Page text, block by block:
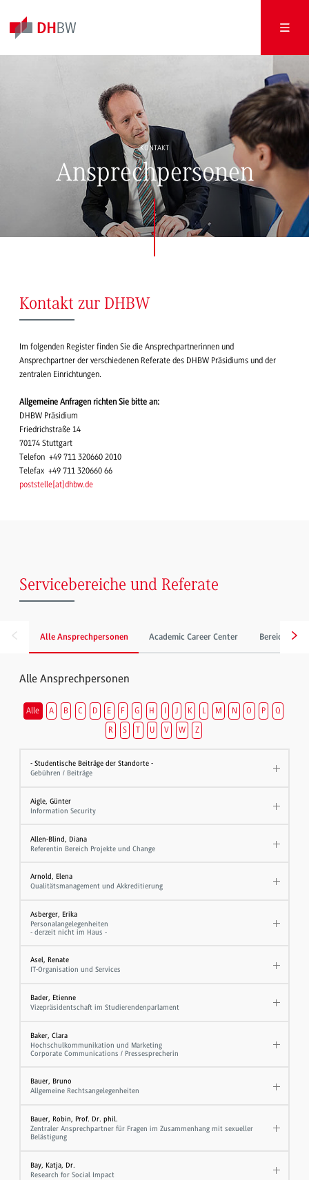
KONTAKT
Ansprechpersonen
Kontakt zur DHBW
Im folgenden Register finden Sie die Ansprechpartnerinnen und
Ansprechpartner der verschiedenen Referate des DHBW Präsidiums und der
zentralen Einrichtungen.
Allgemeine Anfragen richten Sie bitte an:
DHBW Präsidium
Friedrichstraße 14
70174 Stuttgart
Telefon +49 711 320660 2010
Telefax +49 711 320660 66
poststelle at dhbw.de
Servicebereiche und Referate
Alle Ansprechpersonen Academic Career Center Bereich
Alle Ansprechpersonen
Alle A B C D E F G H I J K L M N O P
Q
R
S T U V W Z
- Studentische Beiträge der Standorte -
Gebühren / Beiträge
Aigle, Günter
Information Security
Allen-Blind, Diana
Referentin Bereich Projekte und Change
Arnold, Elena
Qualitätsmanagement und Akkreditierung
Asberger, Erika
Personalangelegenheiten
- derzeit nicht im Haus -
Asel, Renate
IT-Organisation und Services
Bader, Etienne
Vizepräsidentschaft im Studierendenparlament
Baker, Clara
Hochschulkommunikation und Marketing
Corporate Communications / Pressesprecherin
Bauer, Bruno
Allgemeine Rechtsangelegenheiten
Bauer, Robin, Prof. Dr. phil.
Zentraler Ansprechpartner für Fragen im Zusammenhang mit sexueller
Belästigung
Bay, Katja, Dr.
Research for Social Impact